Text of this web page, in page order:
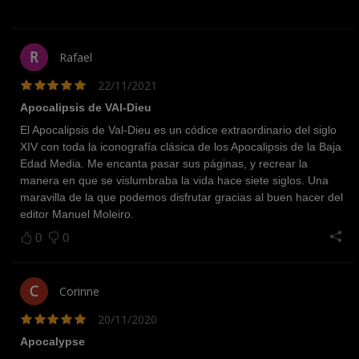
R
Rafael
22/11/2021
Apocalipsis de VAl-Dieu
El Apocalipsis de Val-Dieu es un códice extraordinario del siglo
XIV con toda la iconografía clásica de los Apocalipsis de la Baja
Edad Media. Me encanta pasar sus páginas, y recrear la
manera en que se vislumbraba la vida hace siete siglos. Una
maravilla de la que podemos disfrutar gracias al buen hacer del
editor Manuel Moleiro.
0 0
C
Corinne
20/11/2020
Apocalypse